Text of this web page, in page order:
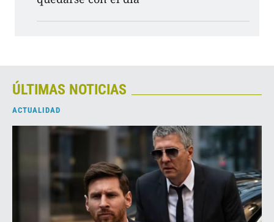
ÚLTIMAS NOTICIAS
ACTUALIDAD